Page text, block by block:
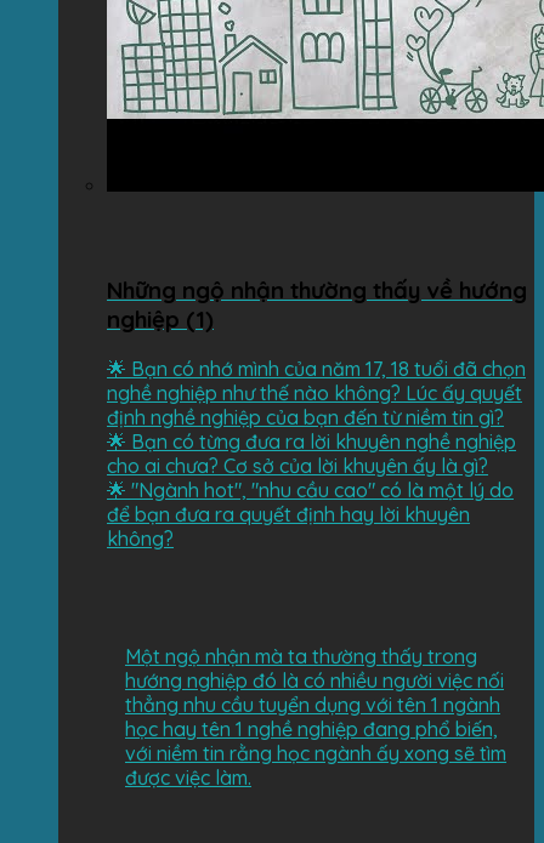
Những ngộ nhận thường thấy về hướng
nghiệp (1)
🌟 Bạn có nhớ mình của năm 17, 18 tuổi đã chọn
nghề nghiệp như thế nào không? Lúc ấy quyết
định nghề nghiệp của bạn đến từ niềm tin gì?
🌟 Bạn có từng đưa ra lời khuyên nghề nghiệp
cho ai chưa? Cơ sở của lời khuyên ấy là gì?
🌟 "Ngành hot", "nhu cầu cao" có là một lý do
để bạn đưa ra quyết định hay lời khuyên
không?
Một ngộ nhận mà ta thường thấy trong
hướng nghiệp đó là có nhiều người việc nối
thẳng nhu cầu tuyển dụng với tên 1 ngành
học hay tên 1 nghề nghiệp đang phổ biến,
với niềm tin rằng học ngành ấy xong sẽ tìm
được việc làm.